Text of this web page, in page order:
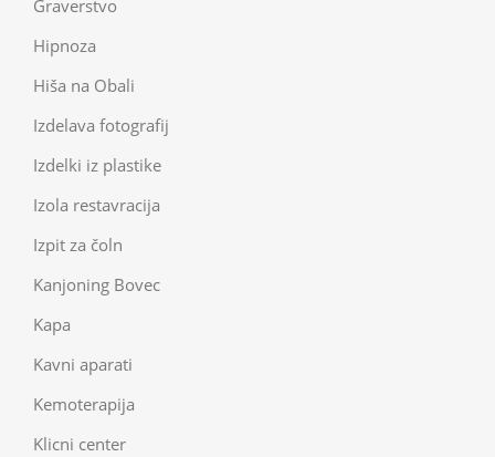
Graverstvo
Hipnoza
Hiša na Obali
Izdelava fotografij
Izdelki iz plastike
Izola restavracija
Izpit za čoln
Kanjoning Bovec
Kapa
Kavni aparati
Kemoterapija
Klicni center